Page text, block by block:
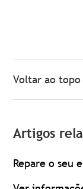
Voltar ao topo
Artigos
Repare o seu